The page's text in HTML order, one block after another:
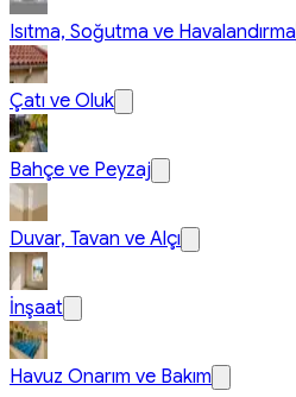
Isıtma, Soğutma ve Havalandırma
Çatı ve Oluk
Bahçe ve Peyzaj
Duvar, Tavan ve Alçı
İnşaat
Havuz Onarım ve Bakım